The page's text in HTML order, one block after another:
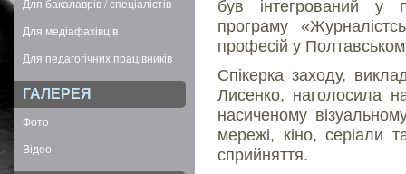
Для бакалаврів / спеціалістів
Для медіафахівців
Для педагогічних працівників
ГАЛЕРЕЯ
Фото
Відео
був інтегрований у
програму
професій у
Спікерка заходу,
Лисенко, наголосила
насиченому
мережі, кіно, серіали
сприйняття.